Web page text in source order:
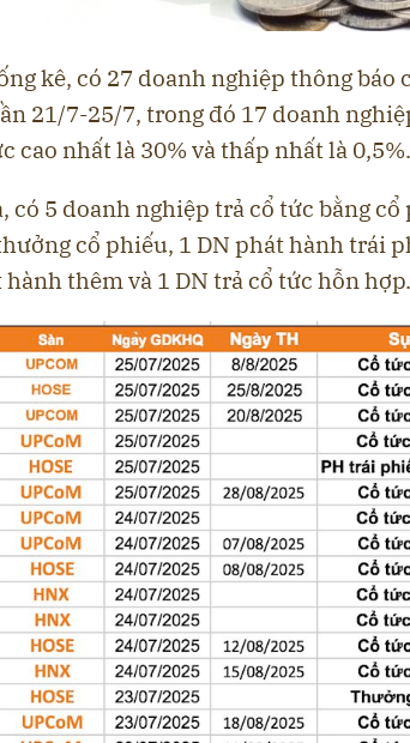
kê, có 27 doanh nghiệp thông báo
21/7-25/7, trong đó 17 doanh
cao nhất là 30% và thấp nhất là 0,5%.
có 5 doanh nghiệp trả cổ tức bằng
cổ phiếu, 1 DN phát hành trái
hành thêm và 1 DN trả cổ tức hỗn hợp.